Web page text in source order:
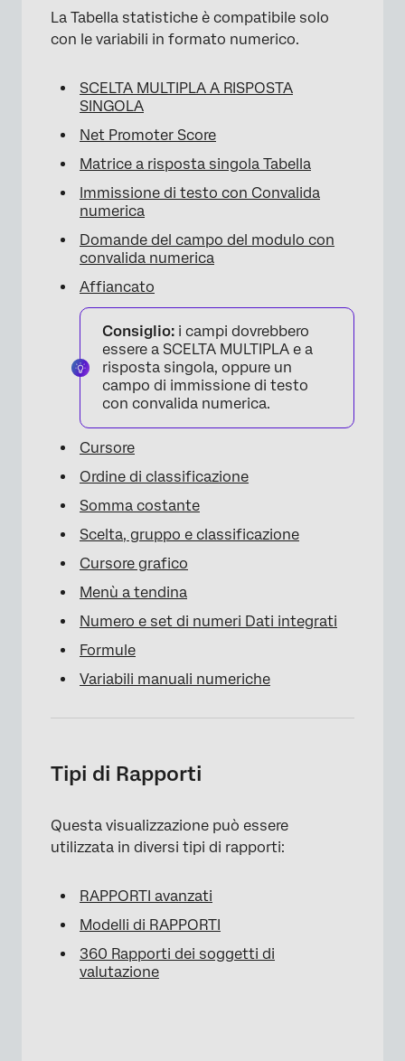
La Tabella statistiche è compatibile solo
con le variabili in formato numerico.
SCELTA MULTIPLA A RISPOSTA
SINGOLA
Net Promoter Score
Matrice a risposta singola Tabella
Immissione di testo con Convalida
numerica
Domande del campo del modulo con
convalida numerica
Affiancato
Consiglio: i campi dovrebbero
essere a SCELTA MULTIPLA e a
risposta singola, oppure un
campo di immissione di testo
con convalida numerica.
Cursore
Ordine di classificazione
Somma costante
Scelta, gruppo e classificazione
Cursore grafico
Menù a tendina
Numero e set di numeri Dati integrati
Formule
Variabili manuali numeriche
Tipi di Rapporti
Questa visualizzazione può essere
utilizzata in diversi tipi di rapporti:
RAPPORTI avanzati
Modelli di RAPPORTI
360 Rapporti dei soggetti di
valutazione